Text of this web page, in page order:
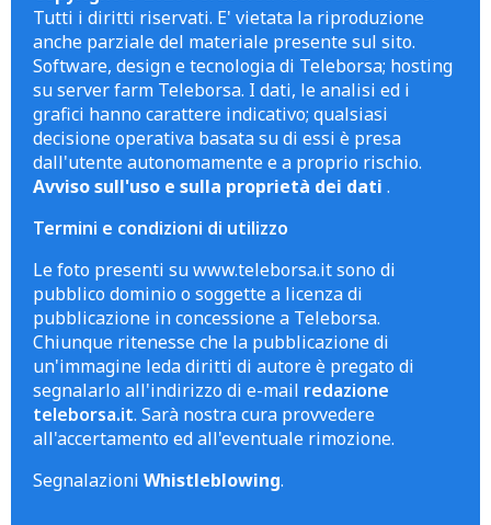
Tutti i diritti riservati. E' vietata la riproduzione
anche parziale del materiale presente sul sito.
Software, design e tecnologia di Teleborsa; hosting
su server farm Teleborsa. I dati, le analisi ed i
grafici hanno carattere indicativo; qualsiasi
decisione operativa basata su di essi è presa
dall'utente autonomamente e a proprio rischio.
Avviso sull'uso e sulla proprietà dei dati .
Termini e condizioni di utilizzo
Le foto presenti su www.teleborsa.it sono di
pubblico dominio o soggette a licenza di
pubblicazione in concessione a Teleborsa.
Chiunque ritenesse che la pubblicazione di
un'immagine leda diritti di autore è pregato di
segnalarlo all'indirizzo di e-mail redazione
teleborsa.it. Sarà nostra cura provvedere
all'accertamento ed all'eventuale rimozione.
Segnalazioni Whistleblowing.